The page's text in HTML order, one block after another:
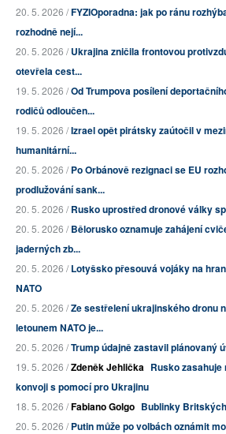
20. 5. 2026 /FYZIOporadna: jak po ránu
rozhodně nejí...
20. 5. 2026 /Ukrajina zničila frontovou
otevřela cest...
19. 5. 2026 /Od Trumpova posílení
rodičů odloučen...
19. 5. 2026 /Izrael opět pirátsky zaútočil v
humanitární...
20. 5. 2026 /Po Orbánově rezignaci se EU
prodlužování sank...
20. 5. 2026 /Rusko uprostřed dronové války
20. 5. 2026 /Bělorusko oznamuje zahájení
jaderných zb...
20. 5. 2026 /Lotyšsko přesouvá vojáky na
NATO
20. 5. 2026 /Ze sestřelení ukrajinského dronu
letounem NATO je...
20. 5. 2026 /Trump údajně zastavil plánovaný
19. 5. 2026 /Zdeněk Jehlička Rusko
konvoji s pomocí pro Ukrajinu
18. 5. 2026 /Fabiano Golgo Bublinky
20. 5. 2026 /Putin může po volbách oznámit